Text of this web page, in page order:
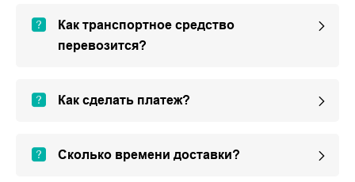
Как транспортное средство
перевозится?
Как сделать платеж?
Сколько времени доставки?